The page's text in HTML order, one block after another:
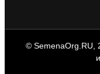
© SemenaOrg.RU,